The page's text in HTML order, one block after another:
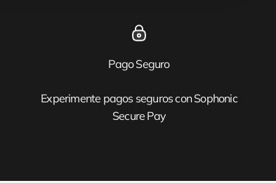
Pago Seguro
Experimente pagos seguros con Sophonic
Secure Pay